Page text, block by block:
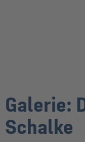
Galerie:
Schalke